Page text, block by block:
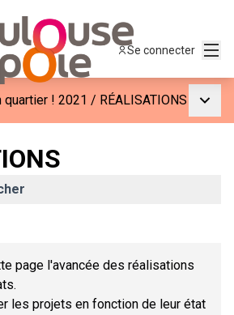
Se connecter
! 2021 / RÉALISATIONS
page l'avancée des réalisations
les projets en fonction de leur état